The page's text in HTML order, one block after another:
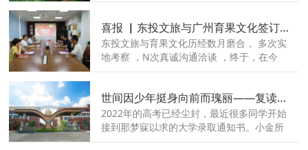
喜报 ▏东投文旅与广州育果文化签订战略合作协议
东投文旅与育果文化历经数月磨合， 多次实
地考察 ，N次真诚沟通洽谈 ，终于，在今
世间因少年挺身向前而瑰丽——复读岁月里致青春的一封信！
2022年的高考已经尘封，最近很多同学开始
接到那梦寐以求的大学录取通知书。小金所